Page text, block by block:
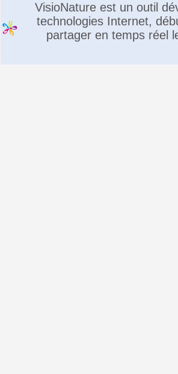
VisioNature est un outil
technologies Internet,
partager en temps réel